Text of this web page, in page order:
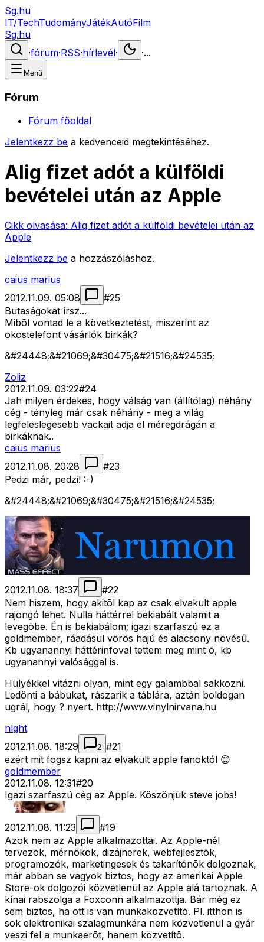
Sg.hu
IT/TechTudományJátékAutóFilm
Sg.hu
·fórum·RSS·hírlevél· ·...
Menü
Fórum
Fórum főoldal
Jelentkezz be a kedvenceid megtekintéséhez.
Alig fizet adót a külföldi
bevételei után az Apple
Cikk olvasása: Alig fizet adót a külföldi bevételei után az
Apple
Jelentkezz be a hozzászóláshoz.
caius marius
2012.11.09. 05:08
#25
Butaságokat írsz...
Mibõl vontad le a következtetést, miszerint az
okostelefont vásárlók birkák?
&#24448;&#21069;&#30475;&#21516;&#24535;
Zoliz
2012.11.09. 03:22#24
Jah milyen érdekes, hogy válság van (állítólag) néhány
cég - tényleg már csak néhány - meg a világ
legfeleslegesebb vackait adja el méregdrágán a
birkáknak..
caius marius
2012.11.08. 20:28
#23
Pedzi már, pedzi! :-)
&#24448;&#21069;&#30475;&#21516;&#24535;
2012.11.08. 18:37 #22
Nem hiszem, hogy akitõl kap az csak elvakult apple
rajongó lehet. Nulla háttérrel bekiabált valamit a
levegõbe. Én is bekiabálom; igazi szarfaszú ez a
goldmember, ráadásul vörös hajú és alacsony növésû.
Kb ugyanannyi háttérinfoval tettem meg mint õ, kb
ugyanannyi valósággal is.
Hülyékkel vitázni olyan, mint egy galambbal sakkozni.
Ledönti a bábukat, rászarik a táblára, aztán boldogan
ugrál, hogy ? nyert. http://www.vinylnirvana.hu
nlght
2012.11.08. 18:29
2 #21
ezért mit fogsz kapni az elvakult apple fanoktól 😊
goldmember
2012.11.08. 12:31#20
Igazi szarfaszú cég az Apple. Köszönjük steve jobs!
2012.11.08. 11:23 #19
Azok nem az Apple alkalmazottai. Az Apple-nél
tervezõk, mérnökök, dizájnerek, webfejlesztõk,
programozók, marketingesek és takarítónõk dolgoznak,
már abban se vagyok biztos, hogy az amerikai Apple
Store-ok dolgozói közvetlenül az Apple alá tartoznak. A
kínai rabszolga a Foxconn alkalmazottja. Bár még ez
sem biztos, ha ott is van munkaközvetítõ. Pl. itthon is
sok elektronikai szalagmunkára nem közvetlenül a gyár
veszi fel a munkaerõt, hanem közvetítõ.